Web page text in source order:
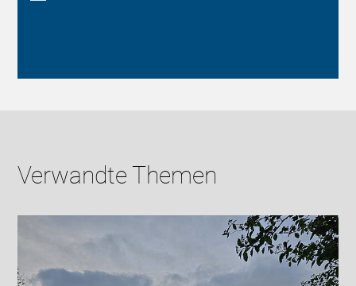
Verwandte Themen